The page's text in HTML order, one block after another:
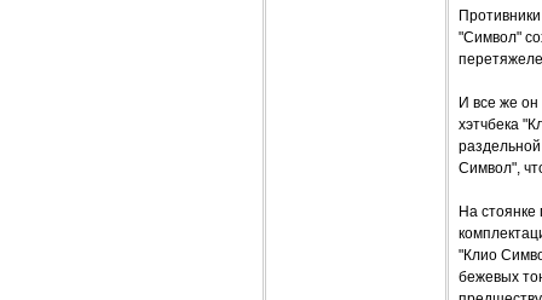
"Символ"
И все же
хэтчбека
Символ",
На стоянке
"Клио
бежевых